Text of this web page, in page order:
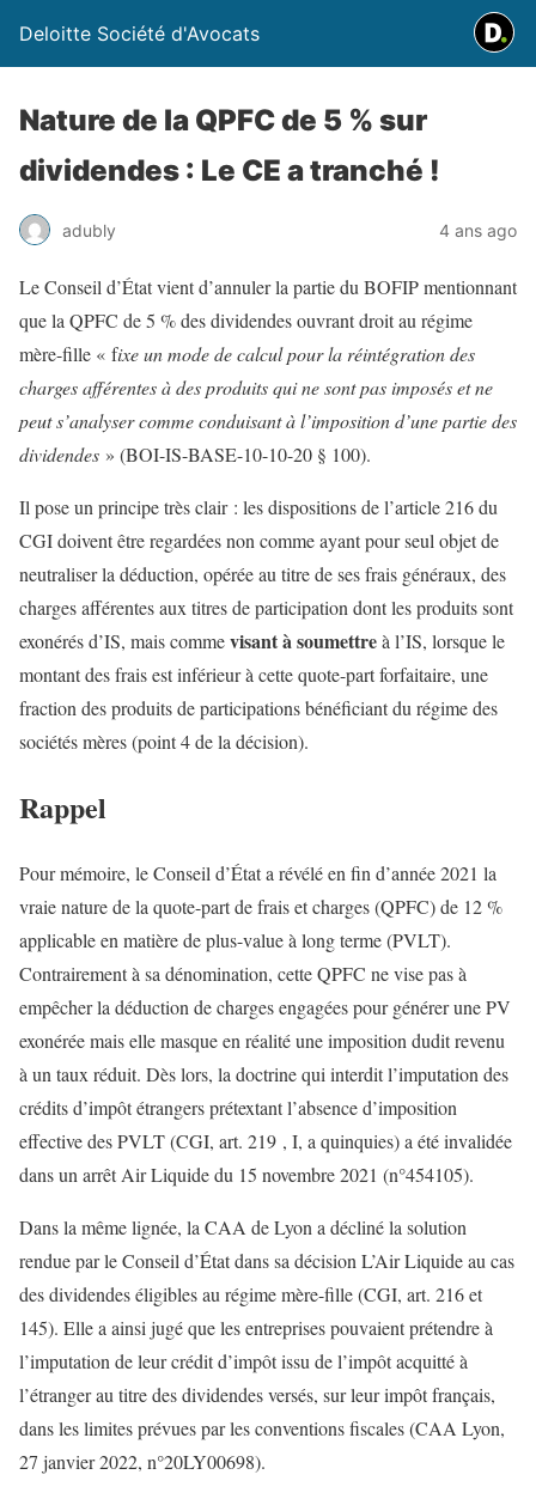
Deloitte Société d'Avocats
Nature de la QPFC de 5 % sur
dividendes : Le CE a tranché !
adubly 4 ans ago
Le Conseil d’État vient d’annuler la partie du BOFIP mentionnant
que la QPFC de 5 % des dividendes ouvrant droit au régime
mère-fille « fixe un mode de calcul pour la réintégration des
charges afférentes à des produits qui ne sont pas imposés et ne
peut s’analyser comme conduisant à l’imposition d’une partie des
dividendes » (BOI-IS-BASE-10-10-20 § 100).
Il pose un principe très clair: les dispositions de l’article 216 du
CGI doivent être regardées non comme ayant pour seul objet de
neutraliser la déduction, opérée au titre de ses frais généraux, des
charges afférentes aux titres de participation dont les produits sont
exonérés d’IS, mais commevisant à soumettreà l’IS, lorsque le
montant des frais est inférieur à cette quote-part forfaitaire, une
fraction des produits de participations bénéficiant du régime des
sociétés mères (point 4 de la décision).
Rappel
Pour mémoire, le Conseil d’État a révélé en fin d’année 2021 la
vraie nature de la quote-part de frais et charges (QPFC) de 12 %
applicable en matière de plus-value à long terme (PVLT).
Contrairement à sa dénomination, cette QPFC ne vise pas à
empêcher la déduction de charges engagées pour générer une PV
exonérée mais elle masque en réalité une imposition dudit revenu
à un taux réduit. Dès lors, la doctrine qui interdit l’imputation des
crédits d’impôt étrangers prétextant l’absence d’imposition
effective des PVLT (CGI, art. 219 , I, a quinquies) a été invalidée
dans un arrêt Air Liquide du 15 novembre 2021 (n°454105).
Dans la même lignée, la CAA de Lyon a décliné la solution
rendue par le Conseil d’État dans sa décision L’Air Liquide au cas
des dividendes éligibles au régime mère-fille (CGI, art. 216 et
145). Elle a ainsi jugé que les entreprises pouvaient prétendre à
l’imputation de leur crédit d’impôt issu de l’impôt acquitté à
l’étranger au titre des dividendes versés, sur leur impôt français,
dans les limites prévues par les conventions fiscales (CAA Lyon,
27 janvier 2022, n°20LY00698).